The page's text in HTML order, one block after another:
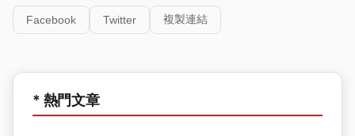
Facebook Twitter 複製連結
* 熱門文章